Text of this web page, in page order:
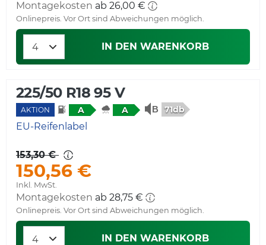
Montagekosten ab 26,00 €
Onlinepreis. Vor Ort sind Abweichungen möglich.
IN DEN WARENKORB
225/50 R18 95 V
AKTION A A 71db
EU-Reifenlabel
153,30 €
150,56 €
Inkl. MwSt.
Montagekosten ab 28,75 €
Onlinepreis. Vor Ort sind Abweichungen möglich.
IN DEN WARENKORB